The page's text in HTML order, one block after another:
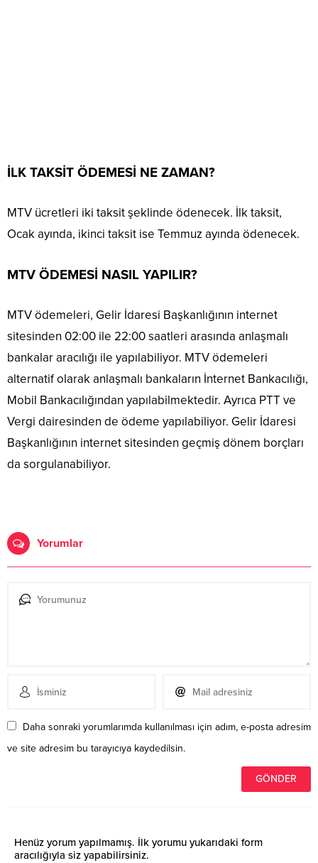
İLK TAKSİT ÖDEMESİ NE ZAMAN?
MTV ücretleri iki taksit şeklinde ödenecek. İlk taksit,
Ocak ayında, ikinci taksit ise Temmuz ayında ödenecek.
MTV ÖDEMESİ NASIL YAPILIR?
MTV ödemeleri, Gelir İdaresi Başkanlığının internet
sitesinden 02:00 ile 22:00 saatleri arasında anlaşmalı
bankalar aracılığı ile yapılabiliyor. MTV ödemeleri
alternatif olarak anlaşmalı bankaların İnternet Bankacılığı,
Mobil Bankacılığından yapılabilmektedir. Ayrıca PTT ve
Vergi dairesinden de ödeme yapılabiliyor. Gelir İdaresi
Başkanlığının internet sitesinden geçmiş dönem borçları
da sorgulanabiliyor.
Yorumlar
Daha sonraki yorumlarımda kullanılması için adım, e-posta adresim
ve site adresim bu tarayıcıya kaydedilsin.
Henüz yorum yapılmamış. İlk yorumu yukarıdaki form
aracılığıyla siz yapabilirsiniz.